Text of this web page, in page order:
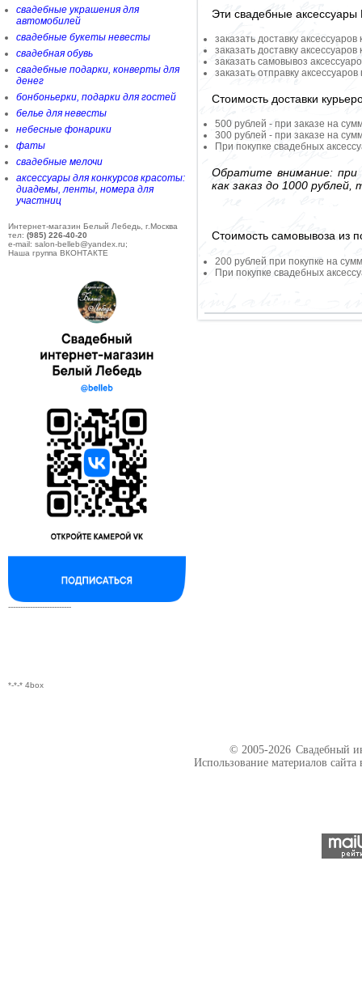
свадебные украшения для
автомобилей
свадебные букеты невесты
свадебная обувь
свадебные подарки, конверты для
денег
бонбоньерки, подарки для гостей
белье для невесты
небесные фонарики
фаты
свадебные мелочи
аксессуары для конкурсов красоты:
диадемы, ленты, номера для
участниц
Интернет-магазин Белый Лебедь, г.Москва
тел: (985) 226-40-20
e-mail: salon-belleb@yandex.ru;
Наша группа ВКОНТАКТЕ
--------------------------
*-*-* 4box
Эти свадебные
заказать доставку
заказать доставку
заказать самовывоз
заказать отправку
Стоимость доставки
500 рублей - при заказе на
300 рублей - при заказе на
При покупке свадебных
Обратите внимание: при
как заказ до 1000
Стоимость самовывоза из
200 рублей при покупке на
При покупке свадебных
© 2005-2026 Свадебный
Использование материалов